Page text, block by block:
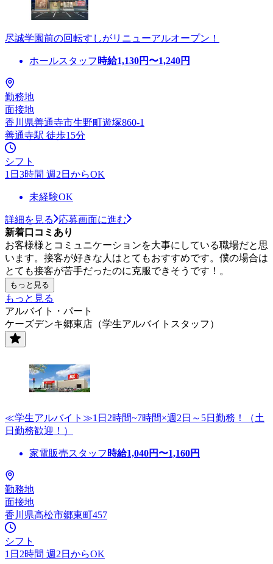
尽誠学園前の回転すしがリニューアルオープン！
ホールスタッフ 時給1,130円〜1,240円
勤務地
面接地
香川県善通寺市生野町遊塚860-1
善通寺駅 徒歩15分
シフト
1日3時間 週2日からOK
未経験OK
詳細を見る
応募画面に進む
新着口コミあり
お客様様とコミュニケーションを大事にしている職場だと思
います。接客が好きな人はとてもおすすめです。僕の場合は
とても接客が苦手だったのに克服できそうです！。
もっと見る
もっと見る
アルバイト・パート
ケーズデンキ郷東店（学生アルバイトスタッフ）
≪学生アルバイト≫1日2時間~7時間×週2日～5日勤務！（土
日勤務歓迎！）
家電販売スタッフ 時給1,040円〜1,160円
勤務地
面接地
香川県高松市郷東町457
シフト
1日2時間 週2日からOK